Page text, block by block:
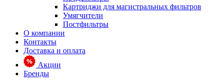
Картриджи для магистральных фильтров
Умягчители
Постфильтры
О компании
Контакты
Доставка и оплата
Акции
Бренды